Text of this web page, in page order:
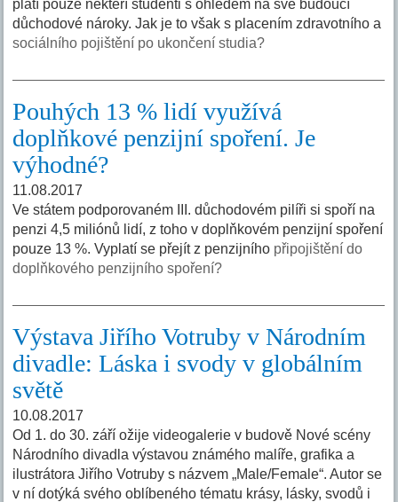
platí pouze někteří studenti s ohledem na své budoucí
důchodové nároky. Jak je to však s placením zdravotního a
sociálního pojištění po ukončení studia?
Pouhých 13 % lidí využívá
doplňkové penzijní spoření. Je
výhodné?
11.08.2017
Ve státem podporovaném III. důchodovém pilíři si spoří na
penzi 4,5 miliónů lidí, z toho v doplňkovém penzijní spoření
pouze 13 %. Vyplatí se přejít z penzijního připojištění do
doplňkového penzijního spoření?
Výstava Jiřího Votruby v Národním
divadle: Láska i svody v globálním
světě
10.08.2017
Od 1. do 30. září ožije videogalerie v budově Nové scény
Národního divadla výstavou známého malíře, grafika a
ilustrátora Jiřího Votruby s názvem „Male/Female“. Autor se
v ní dotýká svého oblíbeného tématu krásy, lásky, svodů i